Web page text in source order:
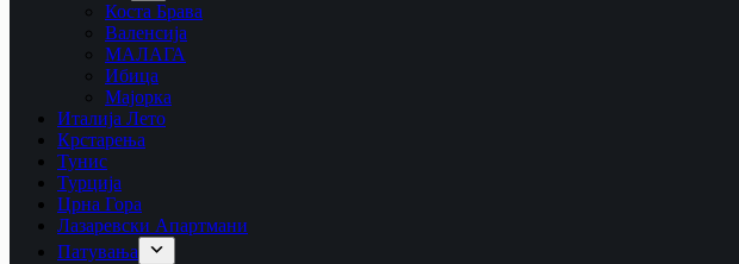
Коста Брава
Валенсија
МАЛАГА
Ибица
Мајорка
Италија Лето
Крстарења
Тунис
Турција
Црна Гора
Лазаревски Апартмани
Патувања